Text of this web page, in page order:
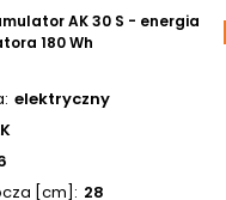
AK 30 S - energia
180 Wh
elektryczny
[cm]
28